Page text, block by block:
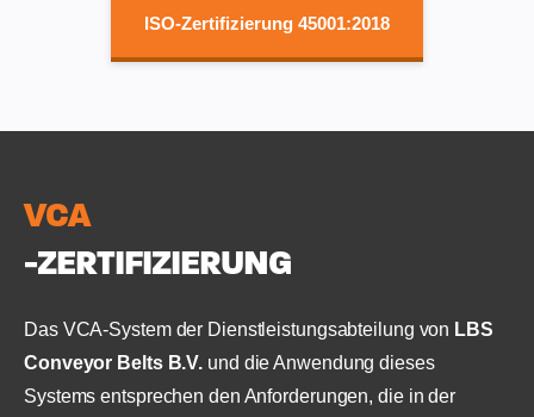
ISO-Zertifizierung 45001:2018
VCA
-ZERTIFIZIERUNG
Das VCA-System der Dienstleistungsabteilung von LBS
Conveyor Belts B.V. und die Anwendung dieses
Systems entsprechen den Anforderungen, die in der